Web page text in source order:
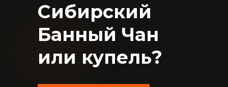
Сибирский
Банный Чан
или купель?